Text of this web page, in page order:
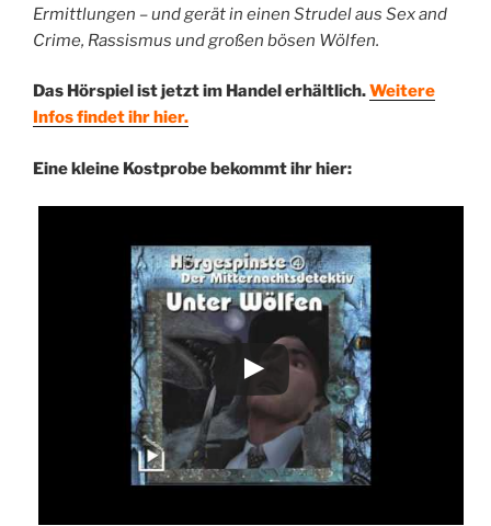
Ermittlungen – und gerät in einen Strudel aus Sex and
Crime, Rassismus und großen bösen Wölfen.
Das Hörspiel ist jetzt im Handel erhältlich.Weitere
Infos findet ihr hier.
Eine kleine Kostprobe bekommt ihr hier: